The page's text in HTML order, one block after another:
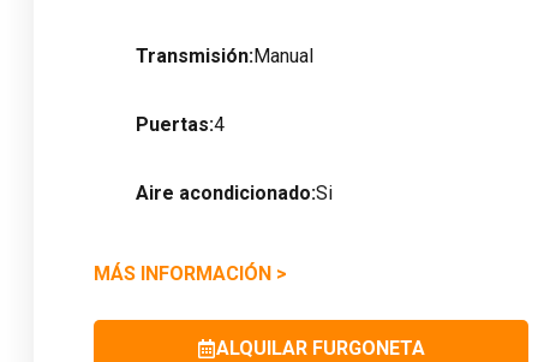
Transmisión:Manual
Puertas:4
Aire acondicionado:Si
MÁS INFORMACIÓN >
ALQUILAR FURGONETA